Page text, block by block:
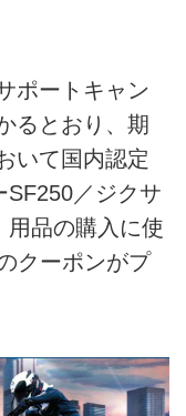
ポートキャン
るとおり、期
いて国内認定
SF250／ジクサ
用品の購入に使
クーポンがプ